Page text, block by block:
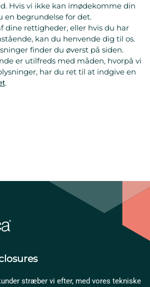
Hvis vi ikke kan imødekomme din
en begrundelse for det.
dine rettigheder, eller hvis du har
kan du henvende dig til os.
finder du øverst på siden.
er utilfreds med måden, hvorpå vi
har du ret til at indgive en
.
stræber vi efter, med vores tekniske